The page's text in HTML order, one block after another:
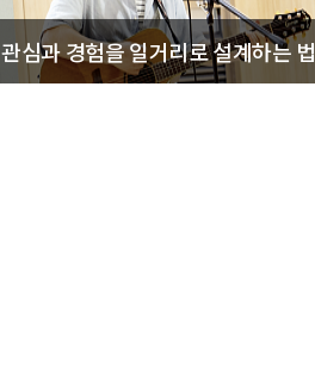
관심과 경험을 일거리로 설계하는 법